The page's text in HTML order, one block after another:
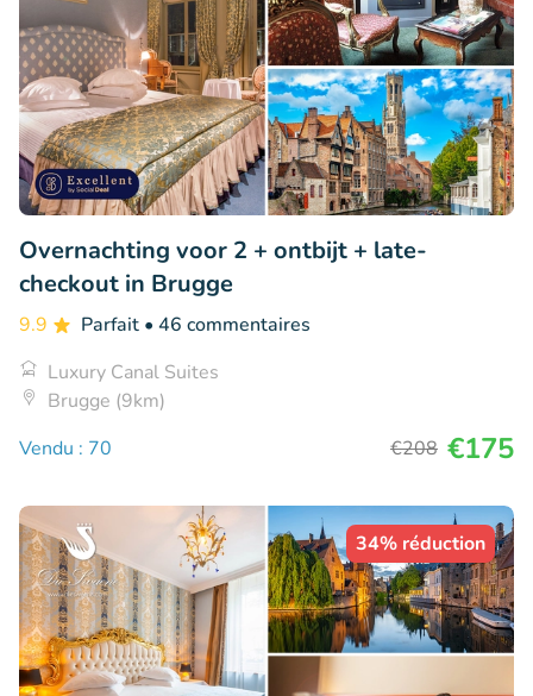
Overnachting voor 2 + ontbijt + late-
checkout in Brugge
9.9 Parfait • 46 commentaires
Luxury Canal Suites
Brugge (9km)
Vendu : 70
€208 €175
34% réduction